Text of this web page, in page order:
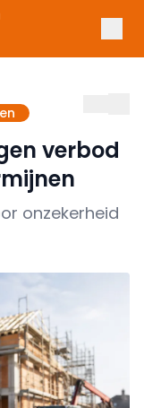
verbod
onzekerheid